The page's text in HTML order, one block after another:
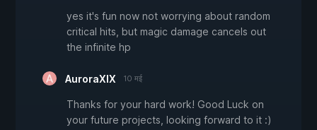
yes it's fun now not worrying about random
critical hits, but magic damage cancels out
the infinite hp
AuroraXIX 10 मई
Thanks for your hard work! Good Luck on
your future projects, looking forward to it :)